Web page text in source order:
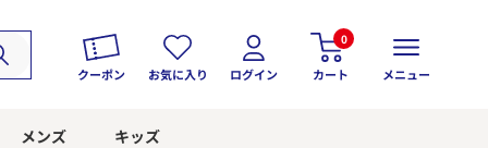
クーポン お気に入り ログイン
0
カート メニュー
メンズ キッズ